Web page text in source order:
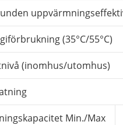
(35°C/55°C)
(inomhus/utomhus)
Min./Max